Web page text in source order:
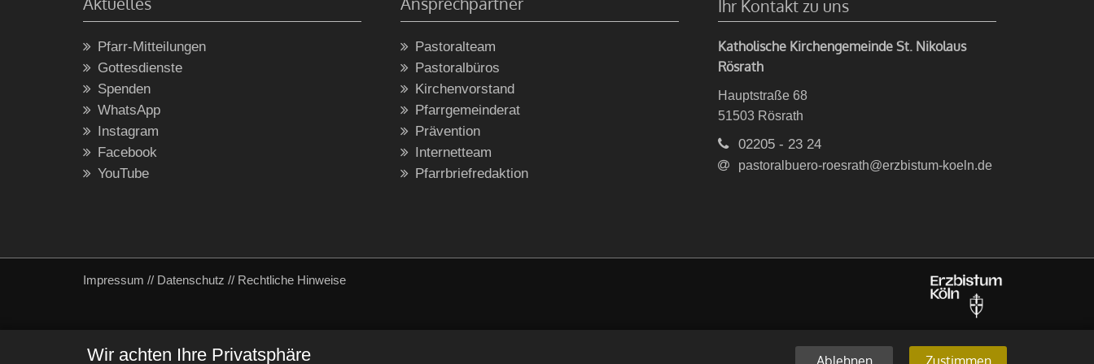
Pfarr-Mitteilungen
Gottesdienste
Spenden
WhatsApp
Instagram
Facebook
YouTube
Pastoralteam
Pastoralbüros
Kirchenvorstand
Pfarrgemeinderat
Prävention
Internetteam
Pfarrbriefredaktion
Ihr Kontakt zu uns
Katholische Kirchengemeinde St. Nikolaus
Rösrath
Hauptstraße 68
51503 Rösrath
02205 - 23 24
pastoralbuero-roesrath@erzbistum-koeln.de
Impressum // Datenschutz // Rechtliche Hinweise
Wir achten Ihre Privatsphäre Ablehnen Zustimmen